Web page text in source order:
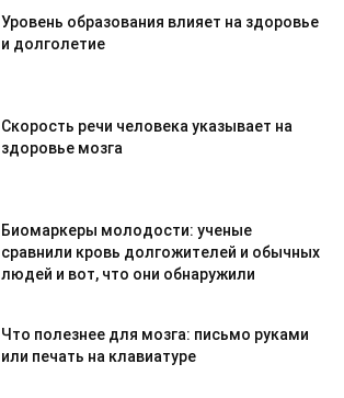
Уровень образования влияет на здоровье
и долголетие
Скорость речи человека указывает на
здоровье мозга
Биомаркеры молодости: ученые
сравнили кровь долгожителей и обычных
людей и вот, что они обнаружили
Что полезнее для мозга: письмо руками
или печать на клавиатуре